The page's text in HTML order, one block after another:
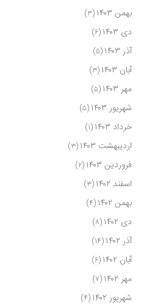
بهمن ۱۴۰۳ (۳)
دی ۱۴۰۳ (۶)
آذر ۱۴۰۳ (۵)
آبان ۱۴۰۳ (۳)
مهر ۱۴۰۳ (۵)
شهریور ۱۴۰۳ (۵)
خرداد ۱۴۰۳ (۱)
اردیبهشت ۱۴۰۳ (۳)
فروردین ۱۴۰۳ (۲)
اسفند ۱۴۰۲ (۳)
بهمن ۱۴۰۲ (۴)
دی ۱۴۰۲ (۸)
آذر ۱۴۰۲ (۱۴)
آبان ۱۴۰۲ (۶)
مهر ۱۴۰۲ (۷)
شهریور ۱۴۰۲ (۴)